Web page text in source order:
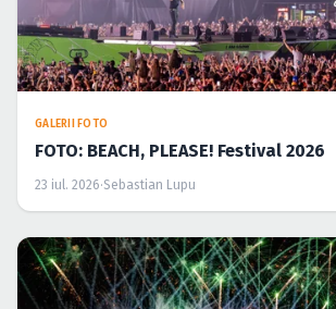
GALERII FOTO
FOTO: BEACH, PLEASE! Festival 2026
23 iul. 2026·Sebastian Lupu